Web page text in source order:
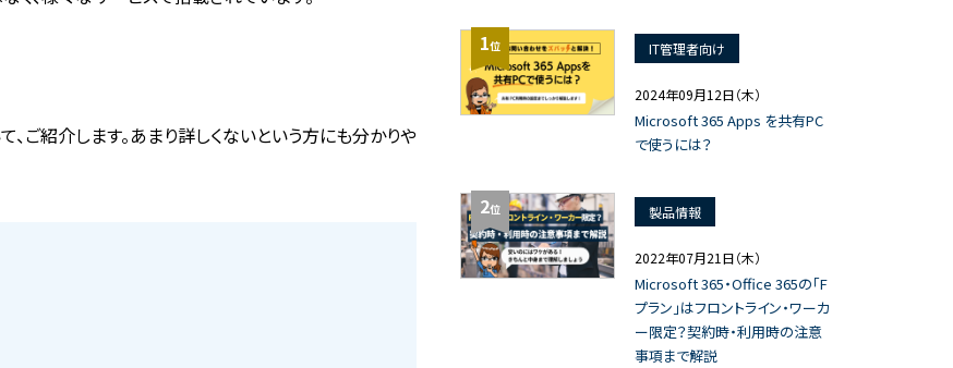
ご紹介します。あまり詳しくないという方にも分かりや
1位 IT管理者向け
2024年09月12日（木）
Microsoft 365 Apps を共有PC
で使うには？
2位 製品情報
2022年07月21日（木）
Microsoft 365・Office 365の「F
プラン」はフロントライン・ワーカ
ー限定？契約時・利用時の注意
事項まで解説